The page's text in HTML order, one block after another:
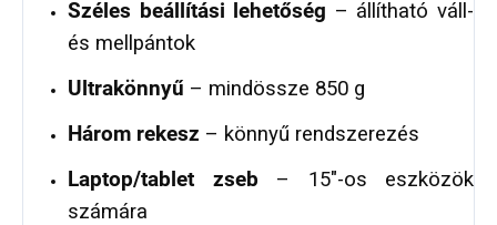
Széles beállítási lehetőség – állítható váll-
és mellpántok
Ultrakönnyű – mindössze 850 g
Három rekesz – könnyű rendszerezés
Laptop/tablet zseb – 15"-os eszközök
számára